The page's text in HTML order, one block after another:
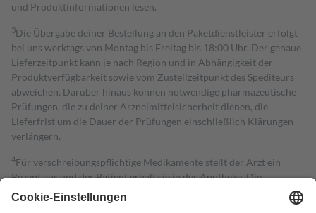
und Produktinformationen lesen.
3Die Übergabe deiner Bestellung an den Paketdienstleister erfolgt
bei uns werktags von Montag bis Freitag bis 18:00 Uhr. Der genaue
Lieferzeitpunkt kann je nach Region und in Abhängigkeit der
Produktverfügbarkeit sowie vom Zustellzeitpunkt des Spediteurs
abweichen. Darüber hinaus können notwendige pharmazeutische
Prüfungen, die zu deiner Arzneimittelsicherheit dienen, die
Lieferfrist um die Dauer der Prüfungen einschließlich Klärungen
verlängern.
4Für verschreibungspflichtige Medikamente stellt der Arzt ein
Rezept aus und der Patient erhält sie in der Apotheke. Die
gesetzliche Krankenversicherung übernimmt in der Regel die
Kosten dafür, der Versicherte trägt einen Teil davon als Zuzahlung